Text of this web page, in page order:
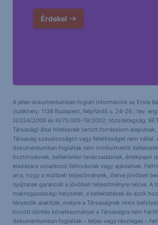
Érdekel
A jelen dokumentumban foglalt információk az Erste
(székhely: 1138 Budapest, Népfürdő u. 24-26.; tev.
III/324/2008 és III/75.005-19/2002; tőzsdetagság:
Társaság) által hitelesnek tartott forrásokon alapulnak,
Társaság szavatosságot vagy felelősséget nem vállal.
dokumentumban foglaltak nem minősíthetők
ösztönzésnek, befektetési tanácsadásnak, értékpapír
eladására vonatkozó felhívásnak vagy ajánlatnak.
arra, hogy a múltbeli teljesítmények, illetve jövőbeli
nyújtanak garanciát a jövőbeli teljesítményre nézve. A
makrogazdasági helyzetet, a befektetések és azok
tényezők alakítják, melyre a Társaságnak nincs
hozott döntés következményei a Társaságra nem
dokumentumban foglaltak – teljes vagy részleges –